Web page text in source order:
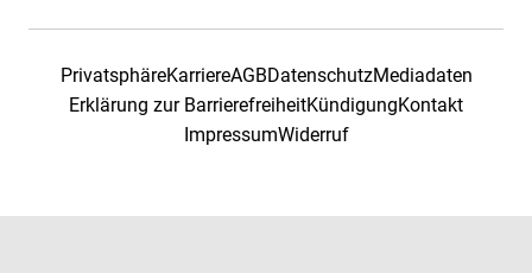
PrivatsphäreKarriereAGBDatenschutzMediadaten
Erklärung zur BarrierefreiheitKündigungKontakt
ImpressumWiderruf